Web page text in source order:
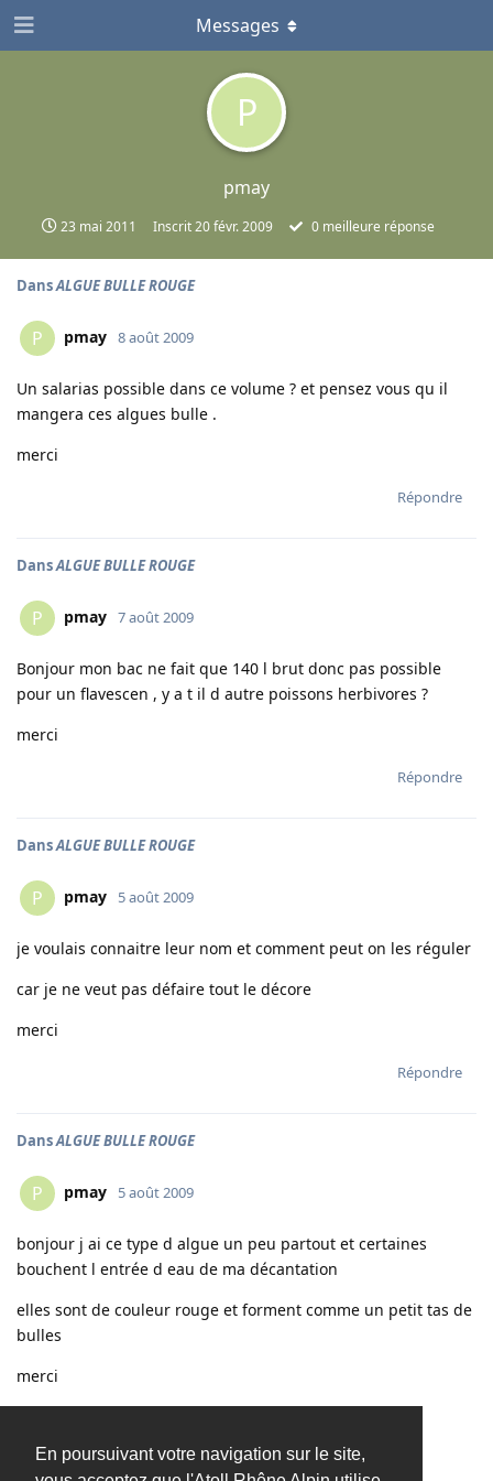
En poursuivant votre navigation sur le site,
P
pmay
23 mai 2011 Inscrit20 févr. 2009 0 meilleure réponse
Messages
DansALGUE BULLE ROUGE
P pmay 8 août 2009
Un salarias possible dans ce volume ? et pensez vous qu il
mangera ces algues bulle .
merci
Répondre
DansALGUE BULLE ROUGE
P pmay 7 août 2009
Bonjour mon bac ne fait que 140 l brut donc pas possible
pour un flavescen , y a t il d autre poissons herbivores ?
merci
Répondre
DansALGUE BULLE ROUGE
P pmay 5 août 2009
je voulais connaitre leur nom et comment peut on les réguler
car je ne veut pas défaire tout le décore
merci
Répondre
DansALGUE BULLE ROUGE
P pmay 5 août 2009
bonjour j ai ce type d algue un peu partout et certaines
bouchent l entrée d eau de ma décantation
elles sont de couleur rouge et forment comme un petit tas de
bulles
merci
Se connecter pour voir le lien]